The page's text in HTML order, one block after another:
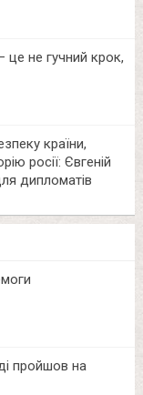
це не гучний крок,
країни,
росії: Євгеній
дипломатів
пройшов на